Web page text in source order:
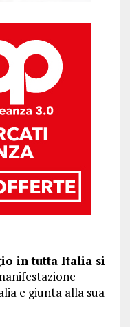
in tutta Italia si
e giunta alla sua